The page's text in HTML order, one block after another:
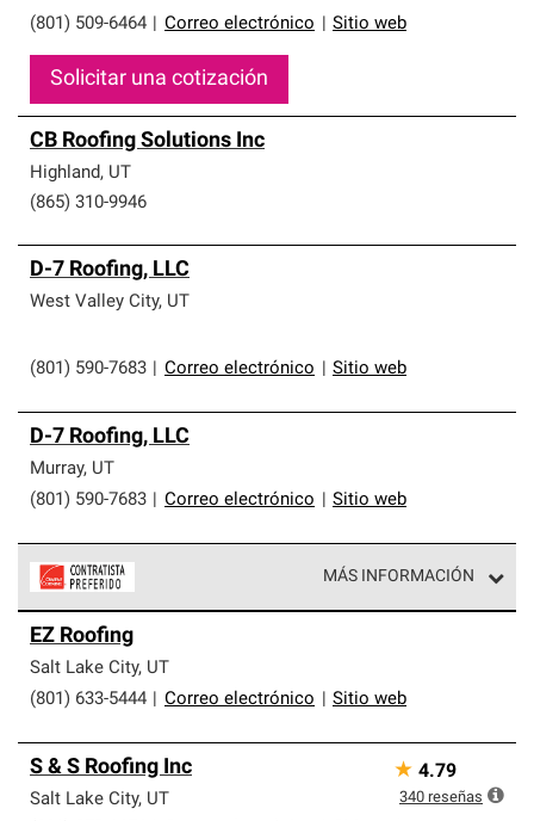
(801) 509-6464 Correo electrónico Sitio web
Solicitar una cotización
CB Roofing Solutions Inc
Highland, UT
(865) 310-9946
D-7 Roofing, LLC
West Valley City, UT
(801) 590-7683 Correo electrónico Sitio web
D-7 Roofing, LLC
Murray, UT
(801) 590-7683
Correo electrónico Sitio web
MÁS INFORMACIÓN
parte de una red exclusiva de profesionales de techos
que cumplen con altos estándares y requisitos estrictos
de profesionalismo y confiabilidad.
EZ Roofing
Salt Lake City, UT
(801) 633-5444
Correo electrónico Sitio web
S & S Roofing Inc
Salt Lake City, UT
★ 4.79
340 reseñas